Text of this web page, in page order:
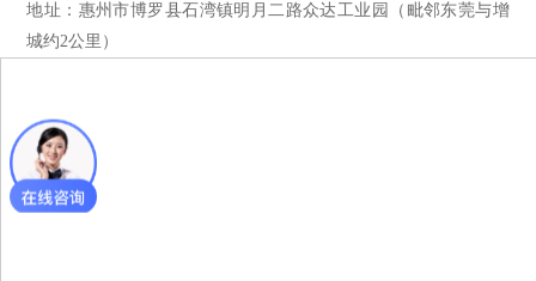
地址：惠州市博罗县石湾镇明月二路众达工业园（毗邻东莞与增
城约2公里）